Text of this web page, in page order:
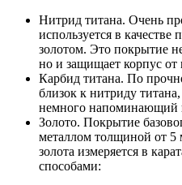
Нитрид титана. Очень
используется в
золотом. Это покрытие
но и защищает корпус от
Карбид титана. По
близок к нитриду
немного напоминающий
Золото. Покрытие
металлом толщиной от 5
золота измеряется в
способами: